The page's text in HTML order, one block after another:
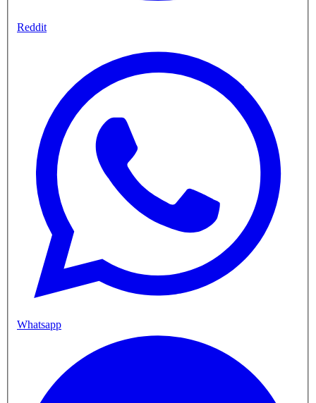
Reddit
Whatsapp